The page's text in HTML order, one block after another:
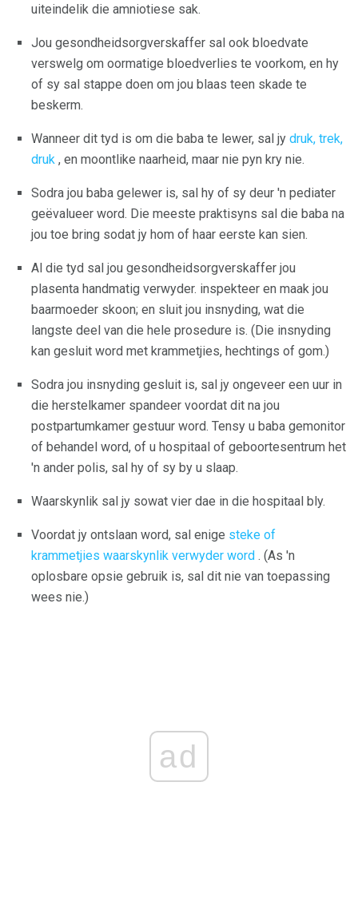
uiteindelik die amniotiese sak.
Jou gesondheidsorgverskaffer sal ook bloedvate
verswelg om oormatige bloedverlies te voorkom, en hy
of sy sal stappe doen om jou blaas teen skade te
beskerm.
Wanneer dit tyd is om die baba te lewer, sal jy druk, trek,
druk , en moontlike naarheid, maar nie pyn kry nie.
Sodra jou baba gelewer is, sal hy of sy deur 'n pediater
geëvalueer word. Die meeste praktisyns sal die baba na
jou toe bring sodat jy hom of haar eerste kan sien.
Al die tyd sal jou gesondheidsorgverskaffer jou
plasenta handmatig verwyder. inspekteer en maak jou
baarmoeder skoon; en sluit jou insnyding, wat die
langste deel van die hele prosedure is. (Die insnyding
kan gesluit word met krammetjies, hechtings of gom.)
Sodra jou insnyding gesluit is, sal jy ongeveer een uur in
die herstelkamer spandeer voordat dit na jou
postpartumkamer gestuur word. Tensy u baba gemonitor
of behandel word, of u hospitaal of geboortesentrum het
'n ander polis, sal hy of sy by u slaap.
Waarskynlik sal jy sowat vier dae in die hospitaal bly.
Voordat jy ontslaan word, sal enige steke of
krammetjies waarskynlik verwyder word . (As 'n
oplosbare opsie gebruik is, sal dit nie van toepassing
wees nie.)
ad